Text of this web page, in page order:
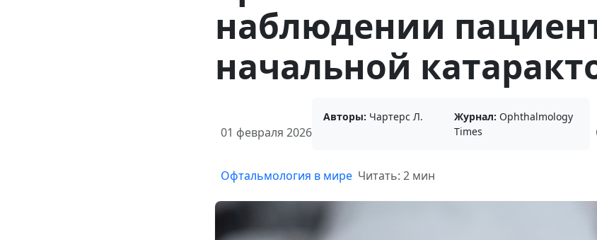
наблюдении
начальной
01 февраля 2026
Авторы: Чартерс Л. Журнал: Ophthalmology
Times
Офтальмология в мире Читать: 2 мин